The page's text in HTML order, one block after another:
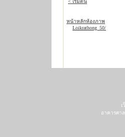
< เริ่มต้น
หน้าหลักห้องภาพ
Loikrathong_50/
อาคารศา